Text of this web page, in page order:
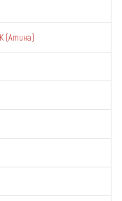
(Атина)